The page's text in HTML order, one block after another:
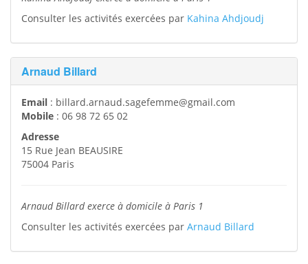
Consulter les activités exercées par Kahina Ahdjoudj
Arnaud Billard
Email : billard.arnaud.sagefemme@gmail.com
Mobile : 06 98 72 65 02
Adresse
15 Rue Jean BEAUSIRE
75004 Paris
Arnaud Billard exerce à domicile à Paris 1
Consulter les activités exercées par Arnaud Billard